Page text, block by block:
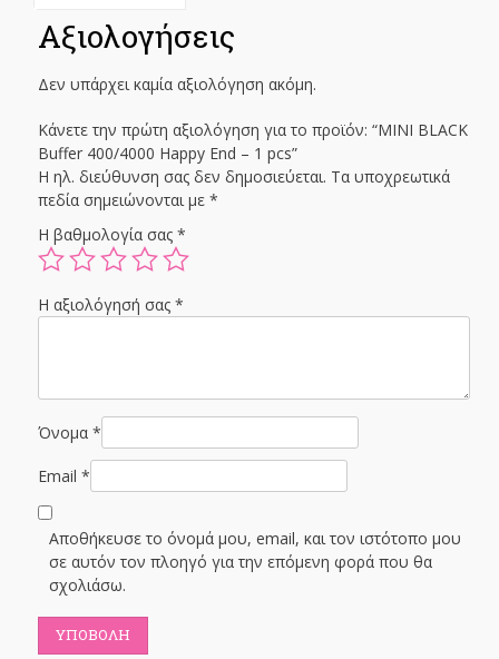
Αξιολογήσεις
Δεν υπάρχει καμία αξιολόγηση ακόμη.
Κάνετε την πρώτη αξιολόγηση για το προϊόν: “MINI BLACK
Buffer 400/4000 Happy End – 1 pcs”
Η ηλ. διεύθυνση σας δεν δημοσιεύεται. Τα υποχρεωτικά
πεδία σημειώνονται με *
Η βαθμολογία σας *
Η αξιολόγησή σας *
Όνομα *
Email *
Αποθήκευσε το όνομά μου, email, και τον ιστότοπο μου
σε αυτόν τον πλοηγό για την επόμενη φορά που θα
σχολιάσω.